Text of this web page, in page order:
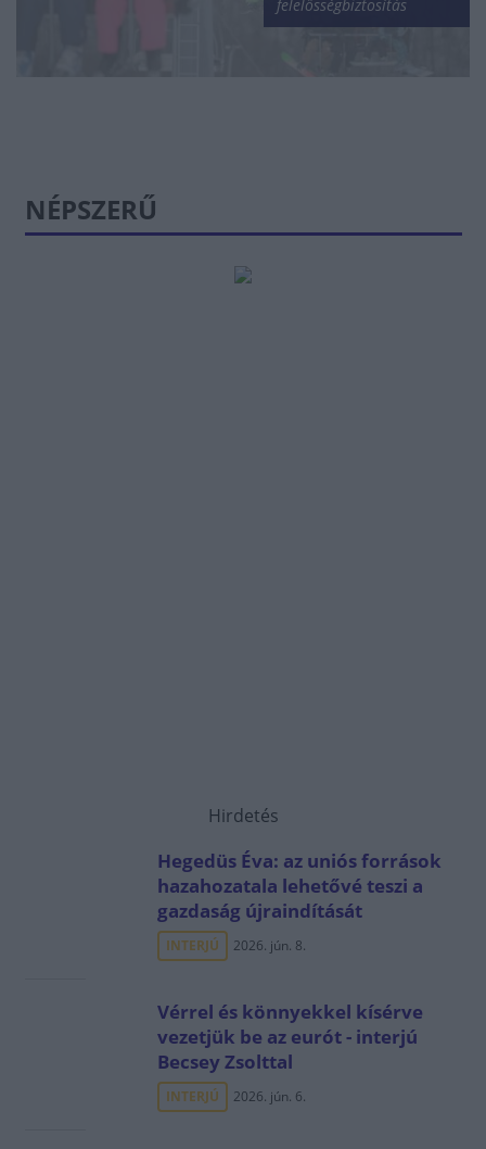
felelősségbiztosítás
NÉPSZERŰ
Hirdetés
Hegedüs Éva: az uniós források
hazahozatala lehetővé teszi a
gazdaság újraindítását
INTERJÚ 2026. jún. 8.
Vérrel és könnyekkel kísérve
vezetjük be az eurót - interjú
Becsey Zsolttal
INTERJÚ 2026. jún. 6.